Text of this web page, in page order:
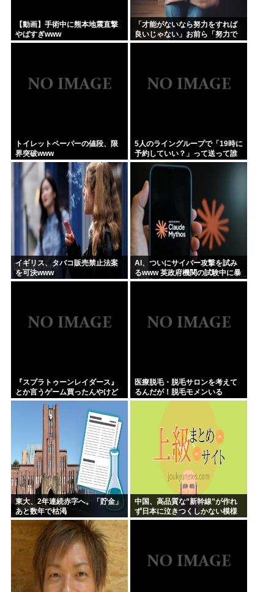
【動画】手術中に熊本地震直撃
やばすぎwww
「才能がないなら努力をすれば
良いじゃない」お前ら「努力で
きるのも才能だよ」←は？
トイレットペーパーの値段、限
界突破www
5人のライングループで「19時に
予約していい？」って送って誰
も返事しないから無視でいいよ
イギリス、タバコ販売禁止法案
を可決www
AI、ついにサイバー攻撃を試み
るwww 英政府機関の試験中に暴
走「架空人物になり承認要求」
『スプラトゥーンレイダース』
とか言うゲーム買ったんやけど
医療脱毛・脱毛サロンを考えて
るんだが！脱毛モメンいる
か？？
東大、2年連続赤字へ。「貯金」
あと数年で枯渇
中国、高品質な”新幹線”が作れ
ず日本に泣きつくしかない模様
www